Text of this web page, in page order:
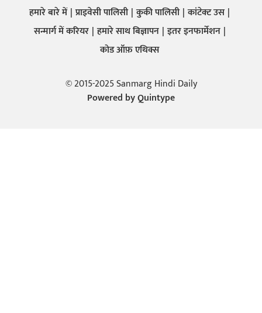
हमारे बारे में प्राइवेसी पालिसी कुकी पालिसी कांटेक्ट उस
सन्मार्ग में करियर हमारे साथ बिज्ञापन इतर इनफार्मेशन
कोड ऑफ़ एथिक्स
© 2015-2025 Sanmarg Hindi Daily
Powered byQuintype